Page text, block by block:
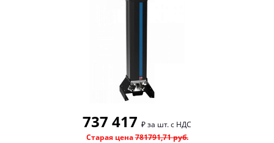
737 417 ₽ за шт. с НДС
Старая цена781791,71 руб.